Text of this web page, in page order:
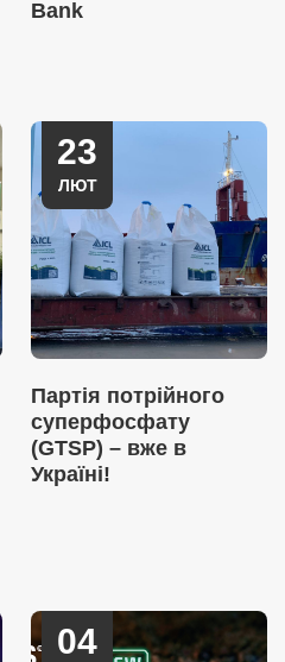
Bank
23
ЛЮТ
Партія потрійного
суперфосфату
(GTSP) – вже в
Україні!
04